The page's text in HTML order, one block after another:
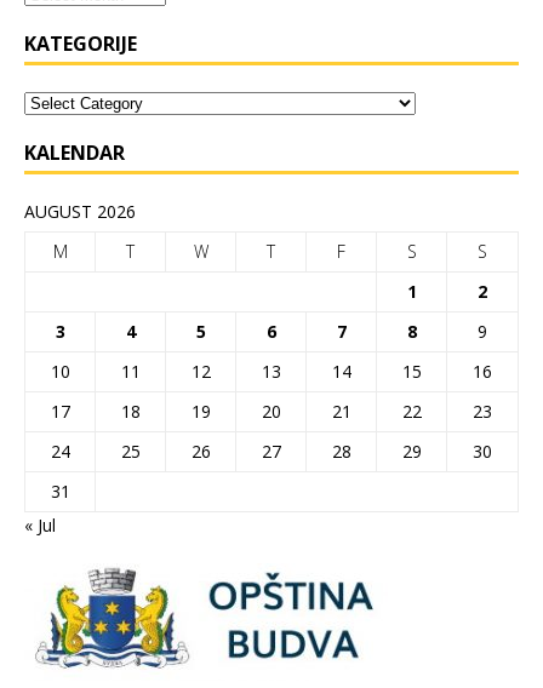
KATEGORIJE
KALENDAR
AUGUST 2026
M
T W T F S
S
1
2
3
4 5 6 7 8
9
10
11 12 13 14 15
16
17
18 19 20 21 22
23
24
25 26 27 28 29
30
31
« Jul